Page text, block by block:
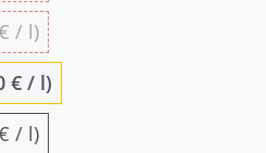
/ l)
€ / l)
/ l)